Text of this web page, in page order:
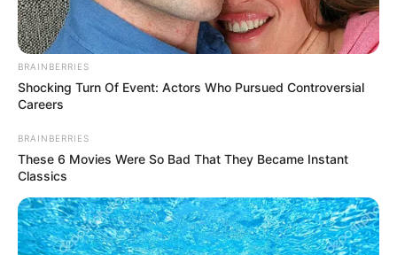
BRAINBERRIES
Shocking Turn Of Event: Actors Who Pursued Controversial
Careers
BRAINBERRIES
These 6 Movies Were So Bad That They Became Instant
Classics